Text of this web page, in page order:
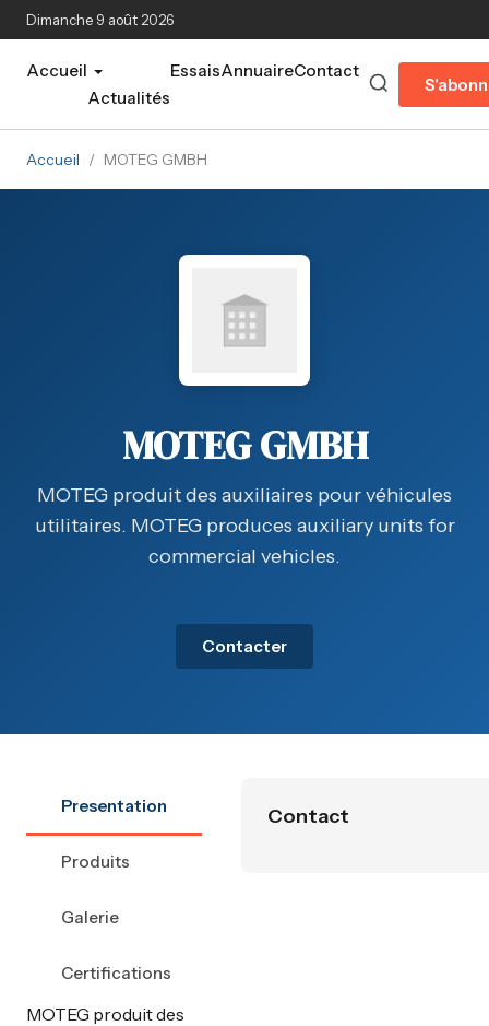
Aller au contenu principal
Dimanche 9 août 2026
Accueil
Actualités
EssaisAnnuaireContact
Accueil / MOTEG GMBH
MOTEG GMBH
MOTEG produit des auxiliaires pour véhicules
utilitaires. MOTEG produces auxiliary units for
commercial vehicles.
Contacter
Presentation
Produits
Galerie
Certifications
MOTEG produit des
Contact